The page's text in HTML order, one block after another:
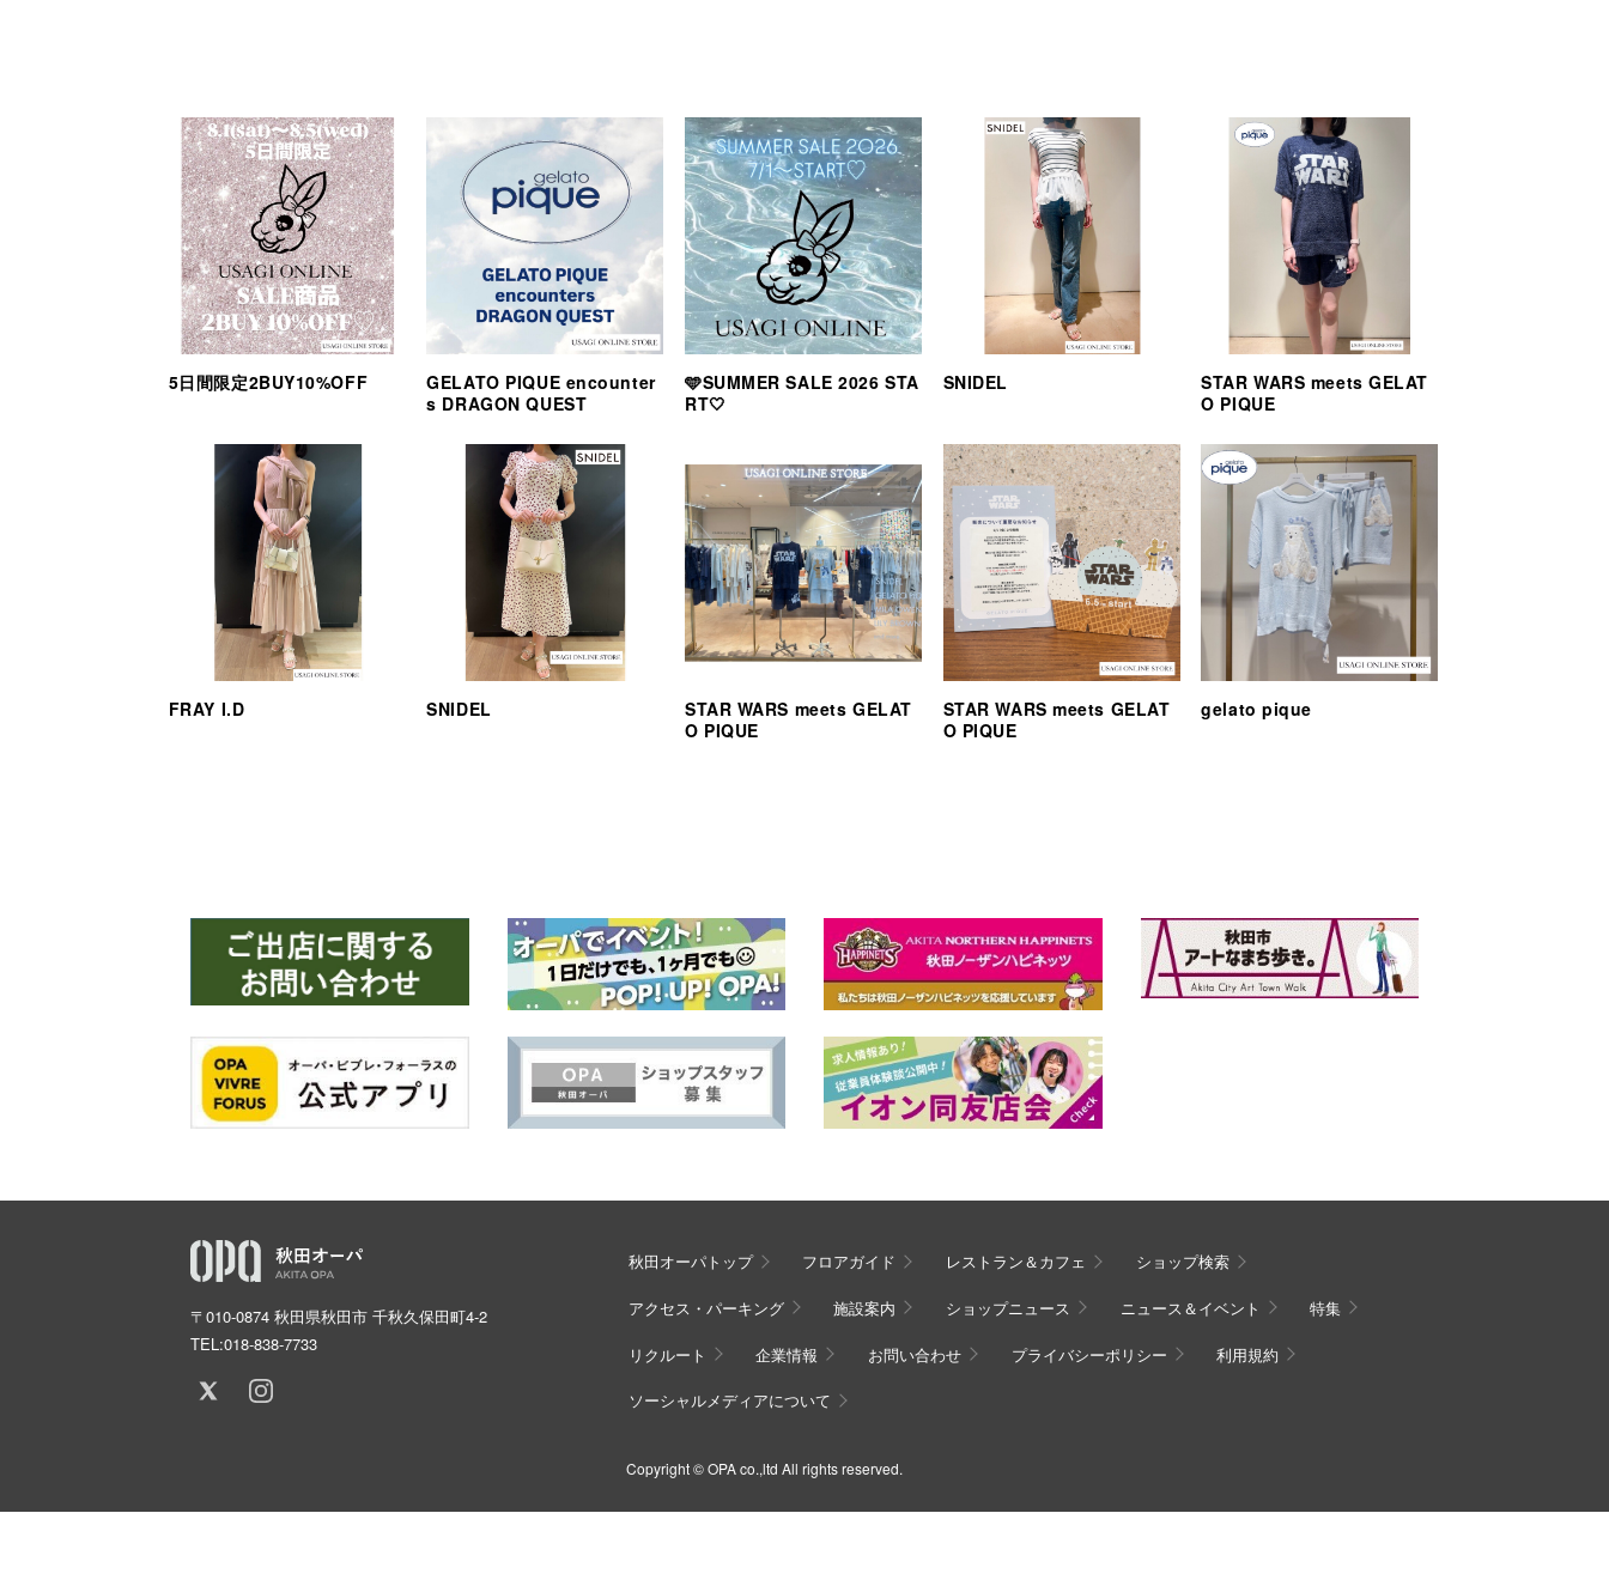
5日間限定2BUY10%OFF
GELATO PIQUE encounter
s DRAGON QUEST
🩵SUMMER SALE 2026 STA
RT🤍
SNIDEL
STAR WARS meets GELAT
O PIQUE
FRAY I.D SNIDEL
STAR WARS meets GELAT
O PIQUE
STAR WARS meets GELAT
O PIQUE
gelato pique
〒010-0874 秋田県秋田市 千秋久保田町4-2
TEL:018-838-7733
秋田オーパトップ フロアガイド レストラン＆カフェ ショップ検索
アクセス・パーキング 施設案内 ショップニュース ニュース＆イベント 特集
リクルート 企業情報 お問い合わせ プライバシーポリシー 利用規約
ソーシャルメディアについて
Copyright © OPA co.,ltd All rights reserved.